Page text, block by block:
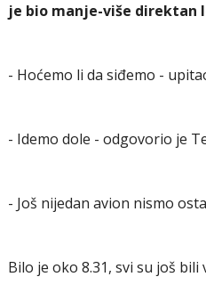
je bio manje-više direktan
- Hoćemo li da siđemo -
- Idemo dole - odgovorio je
- Još nijedan avion nismo
Bilo je oko 8.31, svi su još